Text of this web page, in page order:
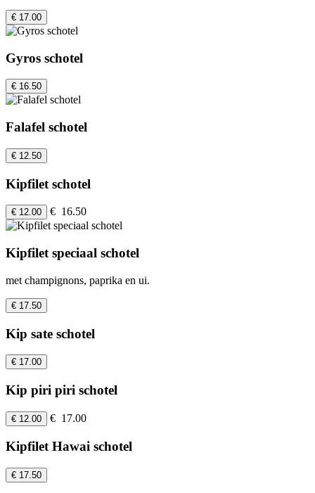
€ 17.00
Gyros schotel
€ 16.50
Falafel schotel
€ 12.50
Kipfilet schotel
€ 12.00 € 16.50
Kipfilet speciaal schotel
met champignons, paprika en ui.
€ 17.50
Kip sate schotel
€ 17.00
Kip piri piri schotel
€ 12.00 € 17.00
Kipfilet Hawai schotel
€ 17.50